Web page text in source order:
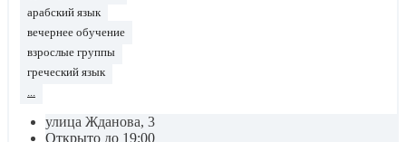
арабский язык
вечернее обучение
взрослые группы
греческий язык
улица Жданова, 3
Открыто до 19:00